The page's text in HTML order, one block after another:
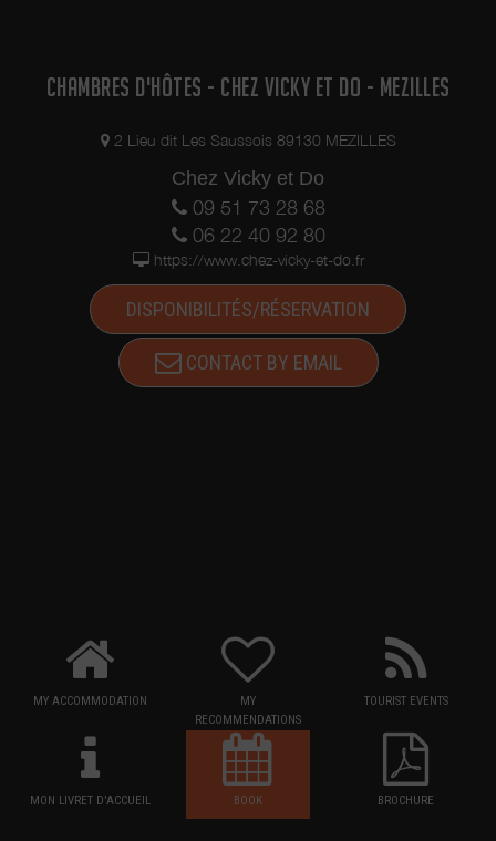
CHAMBRES D'HÔTES - CHEZ VICKY ET DO - MEZILLES
2 Lieu dit Les Saussois 89130 MEZILLES
Chez Vicky et Do
09 51 73 28 68
06 22 40 92 80
https://www.chez-vicky-et-do.fr
DISPONIBILITÉS/RÉSERVATION
CONTACT BY EMAIL
MY ACCOMMODATION
MY
RECOMMENDATIONS
TOURIST EVENTS
MON LIVRET D'ACCUEIL BOOK BROCHURE